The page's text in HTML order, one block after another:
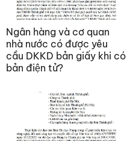
Ngân hàng và cơ quan
nhà nước có được yêu
cầu DKKD bản giấy khi có
bản điện tử?